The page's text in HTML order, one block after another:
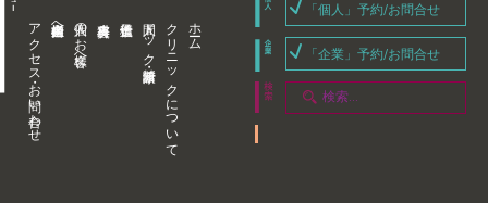
アクセス・お問い合わせ 企業内担当者様へ 個人のお客様へ 人間ドック・健康診断 クリニックについて ホーム
「個人」予約/お問合せ
「企業」予約/お問合せ